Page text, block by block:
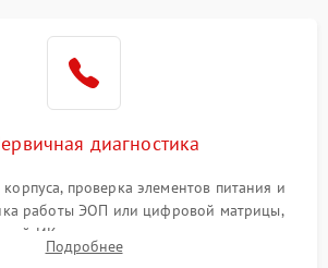
диагностика
проверка элементов питания и
работы ЭОП или цифровой матрицы,
ИК-подсветки и механизма выверки
Выявление видимых дефектов оптики и
Подробнее